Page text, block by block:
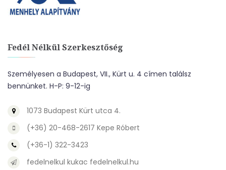
Fedél Nélkül Szerkesztőség
Személyesen a Budapest, VII., Kürt u. 4 címen találsz
bennünket. H-P: 9-12-ig
1073 Budapest Kürt utca 4.
(+36) 20-468-2617 Kepe Róbert
(+36-1) 322-3423
fedelnelkul kukac fedelnelkul.hu